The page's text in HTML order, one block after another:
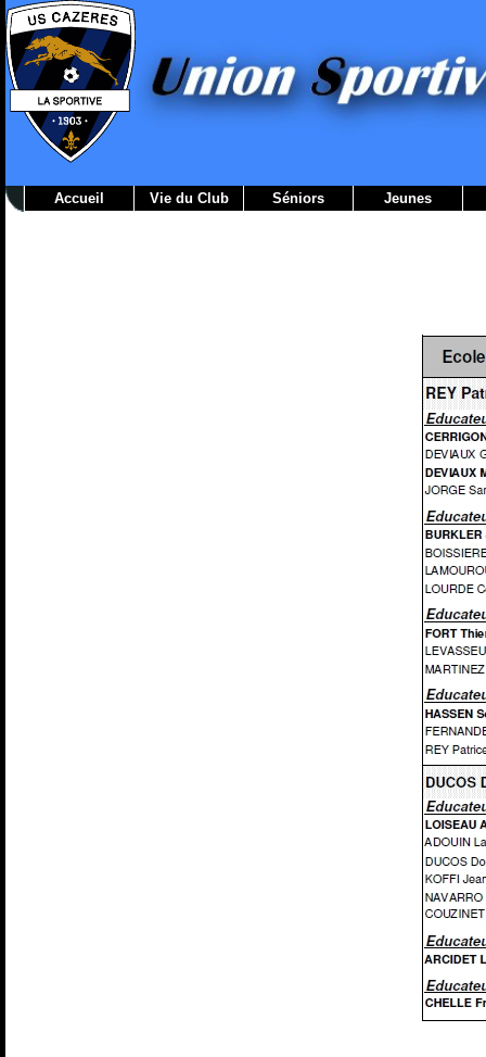
Accueil Vie du Club Séniors Jeunes